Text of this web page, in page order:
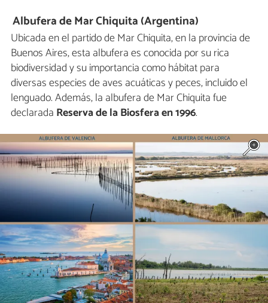
Albufera de Mar Chiquita (Argentina)
Ubicada en el partido de Mar Chiquita, en la provincia de
Buenos Aires, esta albufera es conocida por su rica
biodiversidad y su importancia como hábitat para
diversas especies de aves acuáticas y peces, incluido el
lenguado. Además, la albufera de Mar Chiquita fue
declarada Reserva de la Biosfera en 1996.